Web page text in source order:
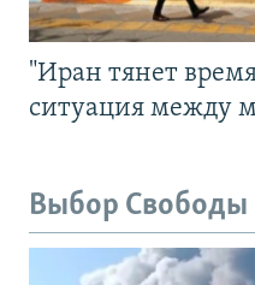
"Иран тянет
ситуация между
Выбор Свободы